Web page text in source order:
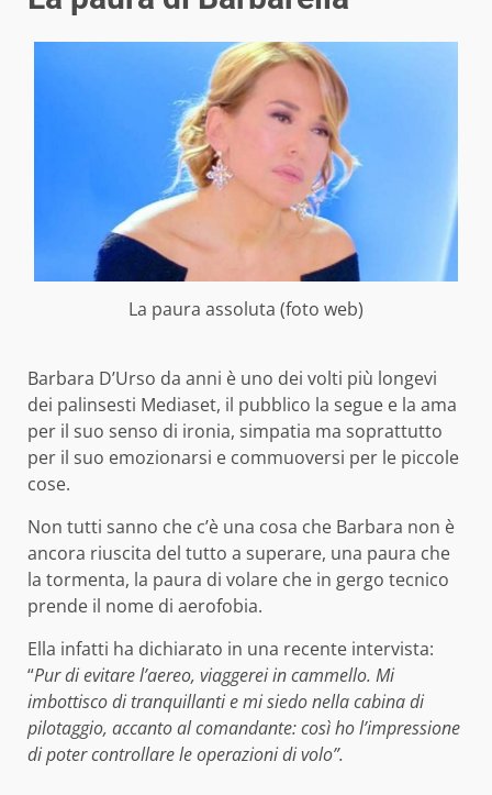
La paura assoluta (foto web)
Barbara D’Urso da anni è uno dei volti più longevi
dei palinsesti Mediaset, il pubblico la segue e la ama
per il suo senso di ironia, simpatia ma soprattutto
per il suo emozionarsi e commuoversi per le piccole
cose.
Non tutti sanno che c’è una cosa che Barbara non è
ancora riuscita del tutto a superare, una paura che
la tormenta, la paura di volare che in gergo tecnico
prende il nome di aerofobia.
Ella infatti ha dichiarato in una recente intervista:
“Pur di evitare l’aereo, viaggerei in cammello. Mi
imbottisco di tranquillanti e mi siedo nella cabina di
pilotaggio, accanto al comandante: così ho l’impressione
di poter controllare le operazioni di volo”.